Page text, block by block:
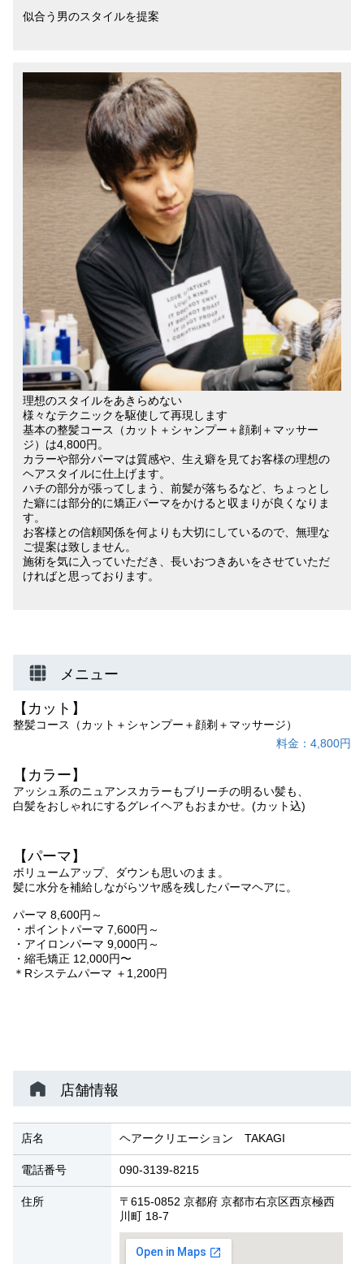
似合う男のスタイルを提案
理想のスタイルをあきらめない
様々なテクニックを駆使して再現します
基本の整髪コース（カット＋シャンプー＋顔剃＋マッサー
ジ）は4,800円。
カラーや部分パーマは質感や、生え癖を見てお客様の理想の
ヘアスタイルに仕上げます。
ハチの部分が張ってしまう、前髪が落ちるなど、ちょっとし
た癖には部分的に矯正パーマをかけると収まりが良くなりま
す。
お客様との信頼関係を何よりも大切にしているので、無理な
ご提案は致しません。
施術を気に入っていただき、長いおつきあいをさせていただ
ければと思っております。
メニュー
【カット】
整髪コース（カット＋シャンプー＋顔剃＋マッサージ）
料金：4,800円
【カラー】
アッシュ系のニュアンスカラーもブリーチの明るい髪も、
白髪をおしゃれにするグレイヘアもおまかせ。(カット込)
【パーマ】
ボリュームアップ、ダウンも思いのまま。
髪に水分を補給しながらツヤ感を残したパーマヘアに。
パーマ 8,600円～
・ポイントパーマ 7,600円～
・アイロンパーマ 9,000円～
・縮毛矯正 12,000円〜
＊Rシステムパーマ ＋1,200円
店舗情報
店名 ヘアークリエーション TAKAGI
電話番号 090-3139-8215
住所
〒615-0852 京都府 京都市右京区西京極西
川町 18-7